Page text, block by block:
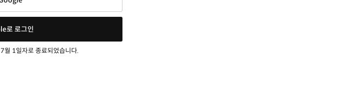
로 로그인
월 1일자로 종료되었습니다.